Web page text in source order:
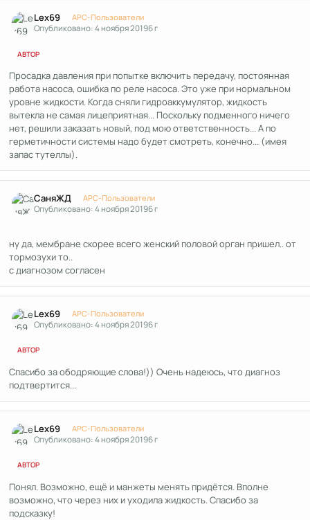
Lex69 APC-Пользователи
Опубликовано:4 ноября 20196 г
АВТОР
Просадка давления при попытке включить передачу, постоянная
работа насоса, ошибка по реле насоса. Это уже при нормальном
уровне жидкости. Когда сняли гидроаккумулятор, жидкость
вытекла не самая лицеприятная... Поскольку подменного ничего
нет, решили заказать новый, под мою ответственность... А по
герметичности системы надо будет смотреть, конечно... (имея
запас тутеллы).
СаняЖД APC-Пользователи
Опубликовано:4 ноября 20196 г
ну да, мембране скорее всего женский половой орган пришел.. от
тормозухи то..
с диагнозом согласен
Lex69 APC-Пользователи
Опубликовано:4 ноября 20196 г
АВТОР
Спасибо за ободряющие слова!)) Очень надеюсь, что диагноз
подтвертится...
Lex69 APC-Пользователи
Опубликовано:4 ноября 20196 г
АВТОР
Понял. Возможно, ещё и манжеты менять придётся. Вполне
возможно, что через них и уходила жидкость. Спасибо за
подсказку!